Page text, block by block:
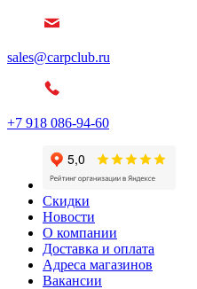
sales@carpclub.ru
+7 918 086-94-60
Скидки
Новости
О компании
Доставка и оплата
Адреса магазинов
Вакансии